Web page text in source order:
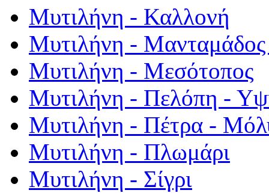
Μυτιλήνη - Καλλονή
Μυτιλήνη - Μανταμάδος
Μυτιλήνη - Μεσότοπος
Μυτιλήνη - Πελόπη -
Μυτιλήνη - Πέτρα -
Μυτιλήνη - Πλωμάρι
Μυτιλήνη - Σίγρι